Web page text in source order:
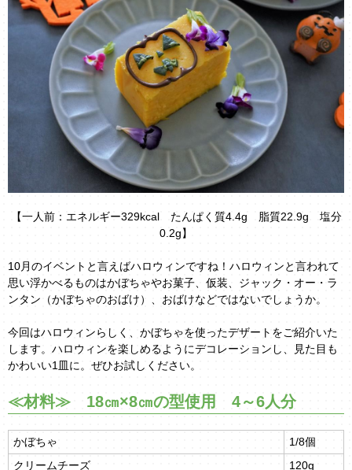
【一人前：エネルギー329kcal たんぱく質4.4g 脂質22.9g 塩分
0.2g】
10月のイベントと言えばハロウィンですね！ハロウィンと言われて
思い浮かべるものはかぼちゃやお菓子、仮装、ジャック・オー・ラ
ンタン（かぼちゃのおばけ）、おばけなどではないでしょうか。
今回はハロウィンらしく、かぼちゃを使ったデザートをご紹介いた
します。ハロウィンを楽しめるようにデコレーションし、見た目も
かわいい1皿に。ぜひお試しください。
≪材料≫ 18㎝×8㎝の型使用 4～6人分
かぼちゃ
1/8個
クリームチーズ
120g